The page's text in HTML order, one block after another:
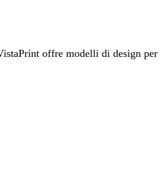
offre modelli di design per